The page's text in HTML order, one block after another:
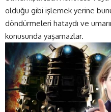
olduğu gibi işlemek yerine
döndürmeleri hataydı ve
konusunda yaşamazlar.